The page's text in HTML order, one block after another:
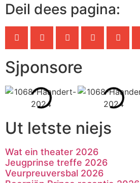
Deil dees pagina:
Sjponsore
Ut letste niejs
Wat ein theater 2026
Jeugprinse treffe 2026
Veurpreuversbal 2026